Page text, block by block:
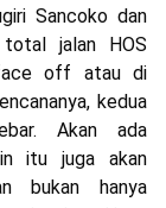
Sancoko dan
jalan HOS
off atau di
kedua
Akan ada
itu juga akan
bukan hanya